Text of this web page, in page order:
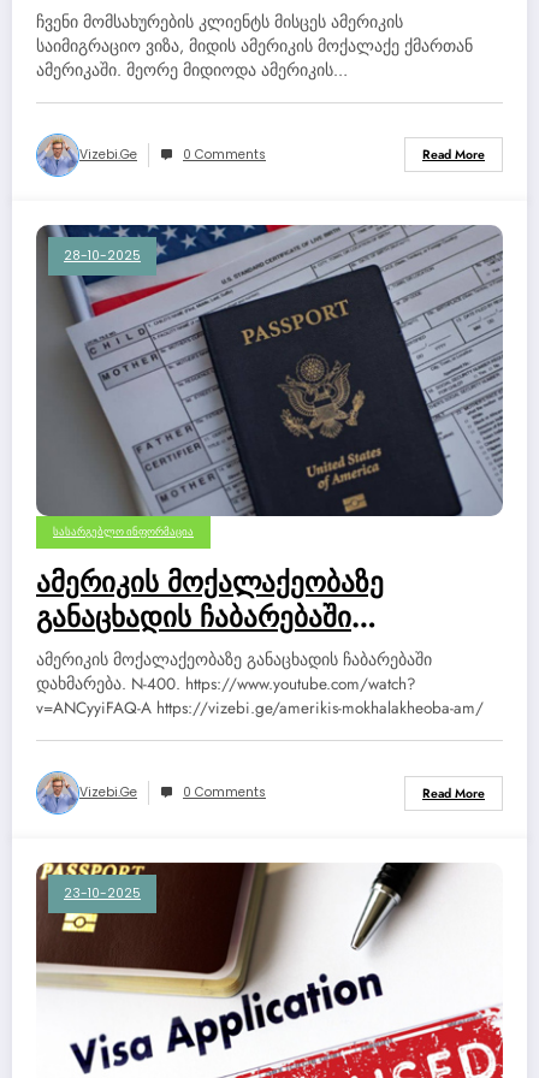
ვიზა, მიდის ამერიკის მოქალაქე
ქმართან ამერიკაში. მეორე
მიდიოდა ამერიკის მოქალაქესთან
ადმინისტრაციული შემოწმება
(ვიზას მისცემენ, უბრალოდ
დეტალურად ამოწმებენ).
ჩვენი მომსახურების კლიენტს მისცეს ამერიკის
საიმიგრაციო ვიზა, მიდის ამერიკის მოქალაქე ქმართან
ამერიკაში. მეორე მიდიოდა ამერიკის…
Vizebi.ge 0 Comments Read More
28-10-2025
ᲡᲐᲡᲐᲠᲒᲔᲑᲚᲝ ᲘᲜᲤᲝᲠᲛᲐᲪᲘᲐ
ამერიკის მოქალაქეობაზე
განაცხადის ჩაბარებაში
დახმარება. N-400.
ამერიკის მოქალაქეობაზე განაცხადის ჩაბარებაში
დახმარება. N-400. https://www.youtube.com/watch?
v=ANCyyiFAQ-A https://vizebi.ge/amerikis-mokhalakheoba-am/
Vizebi.ge 0 Comments Read More
23-10-2025